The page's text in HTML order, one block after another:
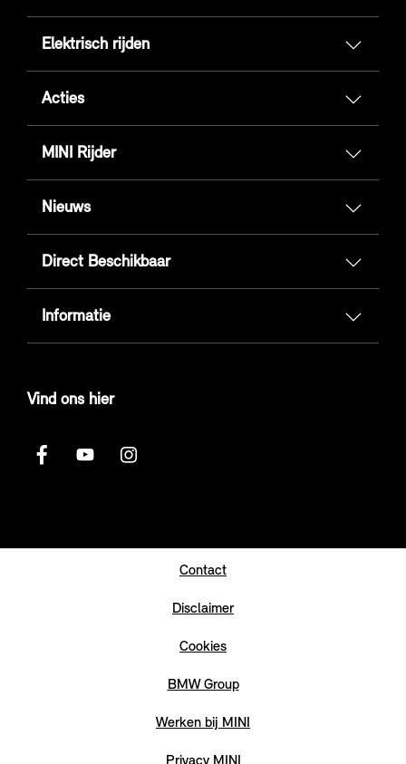
Elektrisch rijden
Acties
MINI Rijder
Nieuws
Direct Beschikbaar
Informatie
Vind ons hier
Contact
Disclaimer
Cookies
BMW Group
Werken bij MINI
Privacy MINI